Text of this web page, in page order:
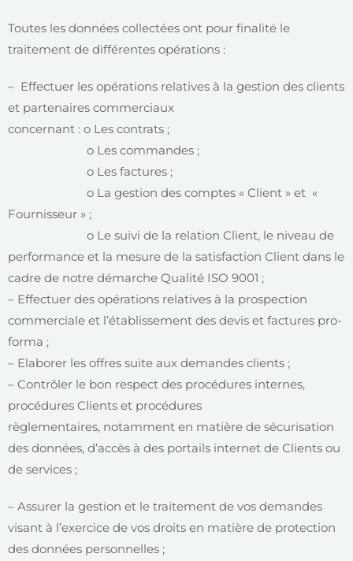
Toutes les données collectées ont pour finalité le
traitement de différentes opérations :
– Effectuer les opérations relatives à la gestion des clients
et partenaires commerciaux
concernant : o Les contrats ;
o Les commandes ;
o Les factures ;
o La gestion des comptes « Client » et «
Fournisseur » ;
o Le suivi de la relation Client, le niveau de
performance et la mesure de la satisfaction Client dans le
cadre de notre démarche Qualité ISO 9001 ;
– Effectuer des opérations relatives à la prospection
commerciale et l’établissement des devis et factures pro-
forma ;
– Elaborer les offres suite aux demandes clients ;
– Contrôler le bon respect des procédures internes,
procédures Clients et procédures
règlementaires, notamment en matière de sécurisation
des données, d’accès à des portails internet de Clients ou
de services ;
– Assurer la gestion et le traitement de vos demandes
visant à l’exercice de vos droits en matière de protection
des données personnelles ;